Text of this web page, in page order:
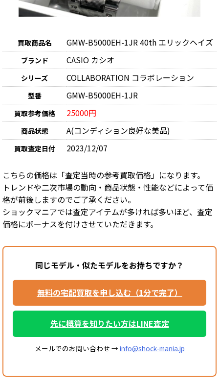
買取商品名 GMW-B5000EH-1JR 40th エリックヘイズ
ブランド CASIO カシオ
シリーズ COLLABORATION コラボレーション
型番 GMW-B5000EH-1JR
買取参考価格 25000円
商品状態 A(コンディション良好な美品)
買取査定日付 2023/12/07
こちらの価格は「査定当時の参考買取価格」になります。
トレンドや二次市場の動向・商品状態・性能などによって価
格が前後しますのでご了承ください。
ショックマニアでは査定アイテムが多ければ多いほど、査定
価格にボーナスを付けさせていただきます。
同じモデル・似たモデルをお持ちですか？
無料の宅配買取を申し込む（1分で完了）
先に概算を知りたい方はLINE査定
メールでのお問い合わせ → info@shock-mania.jp